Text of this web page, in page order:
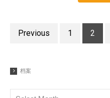
Previous 1 2
档案